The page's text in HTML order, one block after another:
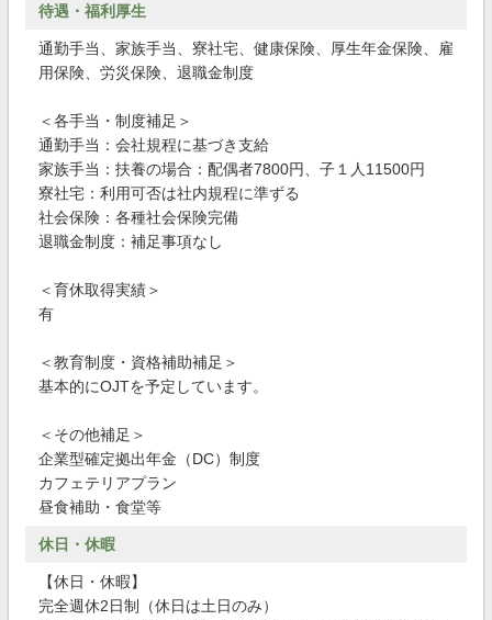
待遇・福利厚生
通勤手当、家族手当、寮社宅、健康保険、厚生年金保険、雇
用保険、労災保険、退職金制度
＜各手当・制度補足＞
通勤手当：会社規程に基づき支給
家族手当：扶養の場合：配偶者7800円、子１人11500円
寮社宅：利用可否は社内規程に準ずる
社会保険：各種社会保険完備
退職金制度：補足事項なし
＜育休取得実績＞
有
＜教育制度・資格補助補足＞
基本的にOJTを予定しています。
＜その他補足＞
企業型確定拠出年金（DC）制度
カフェテリアプラン
昼食補助・食堂等
休日・休暇
【休日・休暇】
完全週休2日制（休日は土日のみ）